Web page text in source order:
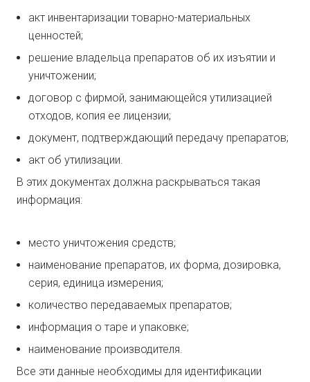
акт инвентаризации товарно-материальных
ценностей;
решение владельца препаратов об их изъятии и
уничтожении;
договор с фирмой, занимающейся утилизацией
отходов, копия ее лицензии;
документ, подтверждающий передачу препаратов;
акт об утилизации.
В этих документах должна раскрываться такая
информация:
место уничтожения средств;
наименование препаратов, их форма, дозировка,
серия, единица измерения;
количество передаваемых препаратов;
информация о таре и упаковке;
наименование производителя.
Все эти данные необходимы для идентификации